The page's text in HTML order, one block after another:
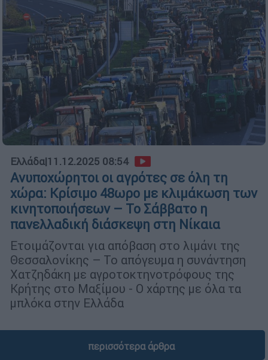
Ελλάδα|11.12.2025 08:54
Ανυποχώρητοι οι αγρότες σε όλη τη
χώρα: Κρίσιμο 48ωρο με κλιμάκωση των
κινητοποιήσεων – Το Σάββατο η
πανελλαδική διάσκεψη στη Νίκαια
Ετοιμάζονται για απόβαση στο λιμάνι της
Θεσσαλονίκης – Το απόγευμα η συνάντηση
Χατζηδάκη με αγροτοκτηνοτρόφους της
Κρήτης στο Μαξίμου - Ο χάρτης με όλα τα
μπλόκα στην Ελλάδα
περισσότερα άρθρα